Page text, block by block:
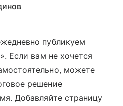
публикуем
Если вам не хочется
можете
решение
Добавляйте страницу